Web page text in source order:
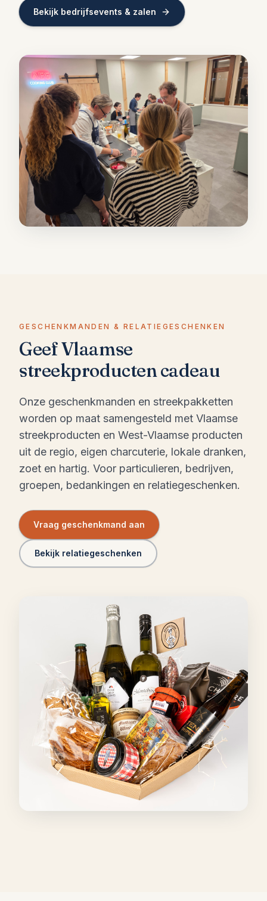
Bekijk bedrijfsevents & zalen
GESCHENKMANDEN & RELATIEGESCHENKEN
Geef Vlaamse
streekproducten cadeau
Onze geschenkmanden en streekpakketten
worden op maat samengesteld met Vlaamse
streekproducten en West-Vlaamse producten
uit de regio, eigen charcuterie, lokale dranken,
zoet en hartig. Voor particulieren, bedrijven,
groepen, bedankingen en relatiegeschenken.
Vraag geschenkmand aan
Bekijk relatiegeschenken